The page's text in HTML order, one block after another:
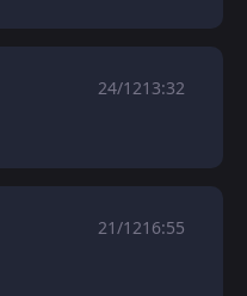
24/1213:32
21/1216:55